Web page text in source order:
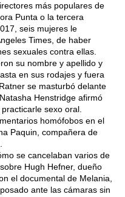
más populares de
Punta o la tercera
seis mujeres le
Times, de haber
sexuales contra ellas.
su nombre y apellido y
en sus rodajes y fuera
se masturbó delante
Henstridge afirmó
sexo oral.
homófobos en el
Paquin, compañera de
se cancelaban varios de
Hugh Hefner, dueño
el documental de Melania,
ante las cámaras sin